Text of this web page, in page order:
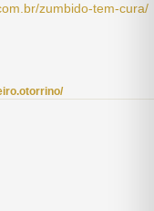
zumbido-tem-cura/